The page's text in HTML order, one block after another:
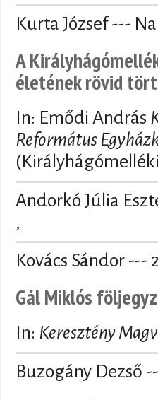
Kurta József ---
A
életének rövid
In: Emődi András
Református
Andorkó Júlia
,
Kovács Sándor ---
Gál Miklós
In: Keresztény
Buzogány Dezső